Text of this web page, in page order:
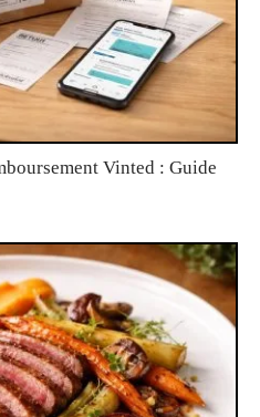
Vinted : Guide